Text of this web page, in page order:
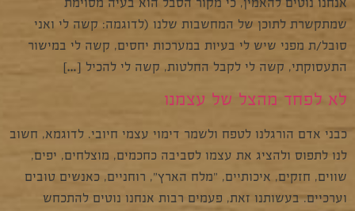
שמתקשרת לתוכן של המחשבות שלנו (לדוגמה: קשה לי ואני
סובל/ת מפני שיש לי בעיות במערכות יחסים, קשה לי במישור
התעסוקתי, קשה לי לקבל החלטות, קשה לי להכיל […]
לא לפחד מהצל של עצמנו
כבני אדם הורגלנו לטפח ולשמר דימוי עצמי חיובי. לדוגמא, חשוב
לנו לתפוס ולהציג את עצמו לסביבה כחכמים, מוצלחים, יפים,
שווים, חזקים, איכותיים, "מלח הארץ", רוחניים, כאנשים טובים
וערכיים. בעשותנו זאת, פעמים רבות אנחנו נוטים להתכחש